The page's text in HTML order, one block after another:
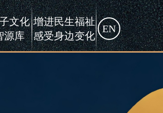
文化
源库
增进民生福祉
感受身边变化
EN